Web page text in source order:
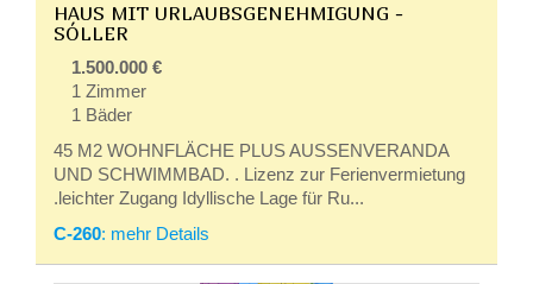
HAUS MIT URLAUBSGENEHMIGUNG -
SÓLLER
1.500.000 €
1 Zimmer
1 Bäder
45 M2 WOHNFLÄCHE PLUS AUSSENVERANDA
UND SCHWIMMBAD. . Lizenz zur Ferienvermietung
.leichter Zugang Idyllische Lage für Ru...
C-260: mehr Details